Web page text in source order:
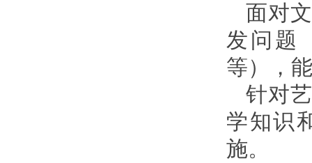
面对
发问题
等），
针对
学知识
施。